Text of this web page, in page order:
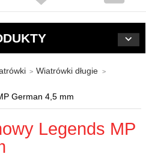
Wiatrówki długie
German 4,5 mm
Legends MP